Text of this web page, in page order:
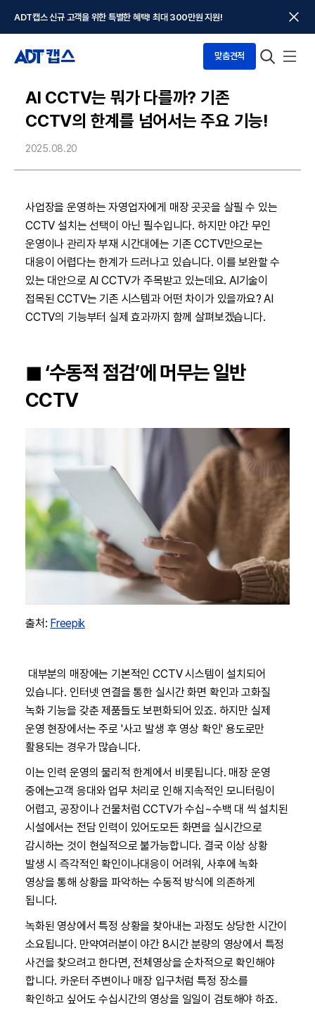
ADT캡스 신규 고객을 위한 특별한 혜택! 최대 300만원 지원!
맞춤견적
AI CCTV는 뭐가 다를까? 기존
CCTV의 한계를 넘어서는 주요 기능!
2025.08.20
사업장을 운영하는 자영업자에게 매장 곳곳을 살필 수 있는
CCTV 설치는 선택이 아닌 필수입니다. 하지만 야간 무인
운영이나 관리자 부재 시간대에는 기존 CCTV만으로는
대응이 어렵다는 한계가 드러나고 있습니다. 이를 보완할 수
있는 대안으로 AI CCTV가 주목받고 있는데요. AI기술이
접목된 CCTV는 기존 시스템과 어떤 차이가 있을까요? AI
CCTV의 기능부터 실제 효과까지 함께 살펴보겠습니다.
◼︎ ‘수동적 점검’에 머무는 일반
CCTV
출처: Freepik
대부분의 매장에는 기본적인 CCTV 시스템이 설치되어
있습니다. 인터넷 연결을 통한 실시간 화면 확인과 고화질
녹화 기능을 갖춘 제품들도 보편화되어 있죠. 하지만 실제
운영 현장에서는 주로 '사고 발생 후 영상 확인' 용도로만
활용되는 경우가 많습니다.
이는 인력 운영의 물리적 한계에서 비롯됩니다. 매장 운영
중에는고객 응대와 업무 처리로 인해 지속적인 모니터링이
어렵고, 공장이나 건물처럼 CCTV가 수십~수백 대 씩 설치된
시설에서는 전담 인력이 있어도모든 화면을 실시간으로
감시하는 것이 현실적으로 불가능합니다. 결국 이상 상황
발생 시 즉각적인 확인이나대응이 어려워, 사후에 녹화
영상을 통해 상황을 파악하는 수동적 방식에 의존하게
됩니다.
녹화된 영상에서 특정 상황을 찾아내는 과정도 상당한 시간이
소요됩니다. 만약여러분이 야간 8시간 분량의 영상에서 특정
사건을 찾으려고 한다면, 전체영상을 순차적으로 확인해야
합니다. 카운터 주변이나 매장 입구처럼 특정 장소를
확인하고 싶어도 수십시간의 영상을 일일이 검토해야 하죠.